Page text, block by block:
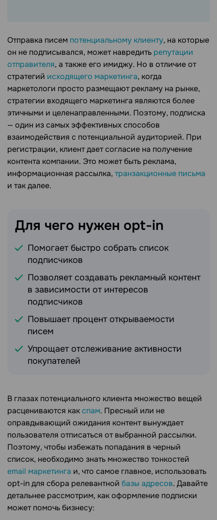
Отправка писем потенциальному клиенту, на которые
он не подписывался, может навредить репутации
отправителя, а также его имиджу. Но в отличие от
стратегий исходящего маркетинга, когда
маркетологи просто размещают рекламу на рынке,
стратегии входящего маркетинга являются более
этичными и целенаправленными. Поэтому, подписка
— один из самых эффективных способов
взаимодействия с потенциальной аудиторией. При
регистрации, клиент дает согласие на получение
контента компании. Это может быть реклама,
информационная рассылка, транзакционные письма
и так далее.
Для чего нужен opt-in
Помогает быстро собрать список
подписчиков
Позволяет создавать рекламный контент
в зависимости от интересов
подписчиков
Повышает процент открываемости
писем
Упрощает отслеживание активности
покупателей
В глазах потенциального клиента множество вещей
расцениваются какспам. Пресный или не
оправдывающий ожидания контент вынуждает
пользователя отписаться от выбранной рассылки.
Поэтому, чтобы избежать попадания в черный
список, необходимо знать множество тонкостей
email маркетинга и, что самое главное, использовать
opt-in для сбора релевантной базы адресов. Давайте
детальнее рассмотрим, как оформление подписки
может помочь бизнесу: